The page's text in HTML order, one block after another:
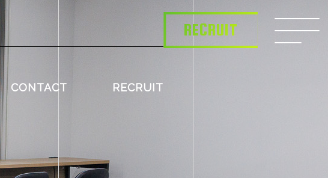
CONTACT RECRUIT
RECRUIT